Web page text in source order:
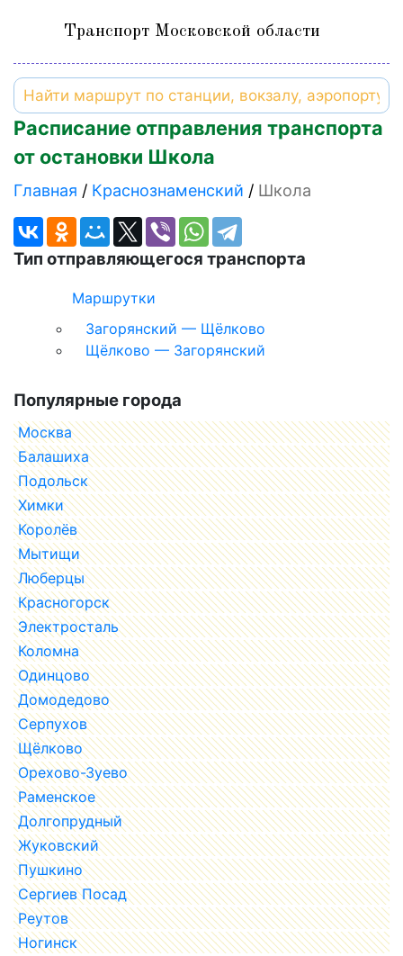
Транспорт Московской области
Расписание отправления транспорта
от остановки Школа
Главная Краснознаменский Школа
Тип отправляющегося транспорта
Маршрутки
Загорянский — Щёлково
Щёлково — Загорянский
Популярные города
Москва
Балашиха
Подольск
Химки
Королёв
Мытищи
Люберцы
Красногорск
Электросталь
Коломна
Одинцово
Домодедово
Серпухов
Щёлково
Орехово-Зуево
Раменское
Долгопрудный
Жуковский
Пушкино
Сергиев Посад
Реутов
Ногинск